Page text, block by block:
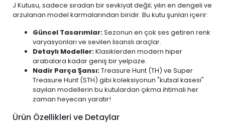
J Kutusu, sadece sıradan bir sevkiyat değil; yılın en dengeli ve
arzulanan model karmalarından biridir. Bu kutu şunları içerir:
Güncel Tasarımlar:Sezonun en çok ses getiren renk
varyasyonları ve sevilen lisanslı araçlar.
Detaylı Modeller:Klasiklerden modern hiper
arabalara kadar geniş bir yelpaze.
Nadir Parça Şansı:Treasure Hunt (TH) ve Super
Treasure Hunt (STH) gibi koleksiyonun "kutsal kasesi"
sayılan modellerin bu kutulardan çıkma ihtimali her
zaman heyecan yaratır!
Ürün Özellikleri ve Detaylar